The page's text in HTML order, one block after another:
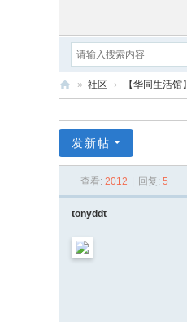
同
|
同
社
» 社区 › 【华同生活馆】
发新帖
查看: 2012 回复: 5
tonyddt